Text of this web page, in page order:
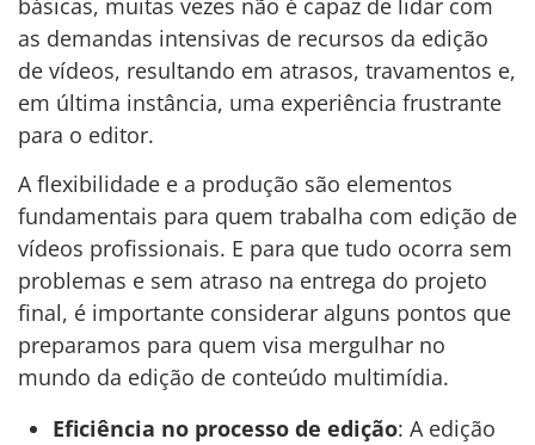
as demandas intensivas de recursos da edição
de vídeos, resultando em atrasos, travamentos e,
em última instância, uma experiência frustrante
para o editor.
A flexibilidade e a produção são elementos
fundamentais para quem trabalha com edição de
vídeos profissionais. E para que tudo ocorra sem
problemas e sem atraso na entrega do projeto
final, é importante considerar alguns pontos que
preparamos para quem visa mergulhar no
mundo da edição de conteúdo multimídia.
Eficiência no processo de edição: A edição